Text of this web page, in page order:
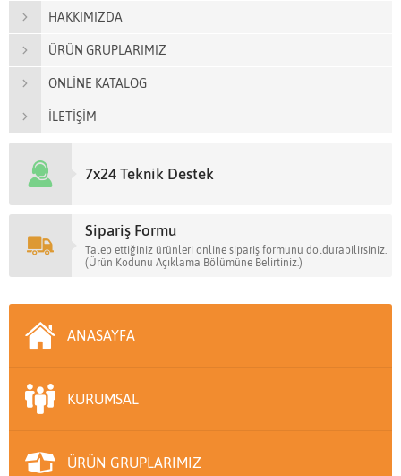
HAKKIMIZDA
ÜRÜN GRUPLARIMIZ
ONLİNE KATALOG
İLETİŞİM
7x24 Teknik Destek
Sipariş Formu
Talep ettiğiniz ürünleri online sipariş formunu doldurabilirsiniz.
(Ürün Kodunu Açıklama Bölümüne Belirtiniz.)
ANASAYFA
KURUMSAL
ÜRÜN GRUPLARIMIZ